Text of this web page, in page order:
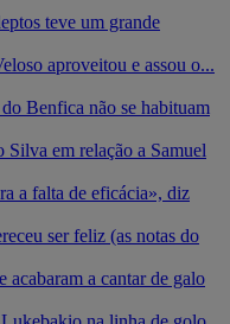
teve um grande
aproveitou e assou o...
Benfica não se habituam
Silva em relação a Samuel
a falta de eficácia», diz
ser feliz (as notas do
acabaram a cantar de galo